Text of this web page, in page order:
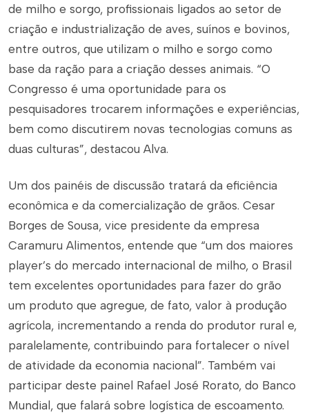
de milho e sorgo, profissionais ligados ao setor de
criação e industrialização de aves, suínos e bovinos,
entre outros, que utilizam o milho e sorgo como
base da ração para a criação desses animais. “O
Congresso é uma oportunidade para os
pesquisadores trocarem informações e experiências,
bem como discutirem novas tecnologias comuns as
duas culturas”, destacou Alva.
Um dos painéis de discussão tratará da eficiência
econômica e da comercialização de grãos. Cesar
Borges de Sousa, vice presidente da empresa
Caramuru Alimentos, entende que “um dos maiores
player’s do mercado internacional de milho, o Brasil
tem excelentes oportunidades para fazer do grão
um produto que agregue, de fato, valor à produção
agrícola, incrementando a renda do produtor rural e,
paralelamente, contribuindo para fortalecer o nível
de atividade da economia nacional”. Também vai
participar deste painel Rafael José Rorato, do Banco
Mundial, que falará sobre logística de escoamento.